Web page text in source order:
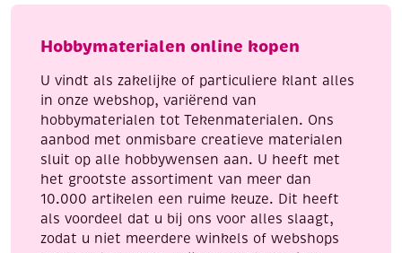
meter,
aantal
beach
aantal
Hobbymaterialen online kopen
U vindt als zakelijke of particuliere klant alles
in onze webshop, variërend van
hobbymaterialen tot Tekenmaterialen. Ons
aanbod met onmisbare creatieve materialen
sluit op alle hobbywensen aan. U heeft met
het grootste assortiment van meer dan
10.000 artikelen een ruime keuze. Dit heeft
als voordeel dat u bij ons voor alles slaagt,
zodat u niet meerdere winkels of webshops